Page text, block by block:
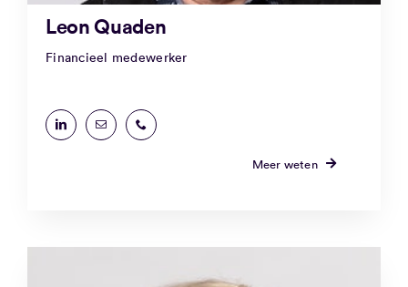
Leon Quaden
Financieel medewerker
Meer weten